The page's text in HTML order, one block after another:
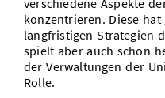
verschiedene Aspekte
konzentrieren. Diese
langfristigen Strategien
spielt aber auch schon
der Verwaltungen der
Rolle.